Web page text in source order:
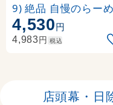
9) 絶品 自慢のらーめ
ん (ポンジ)
4,530円
4,983円 税込
店頭幕・日